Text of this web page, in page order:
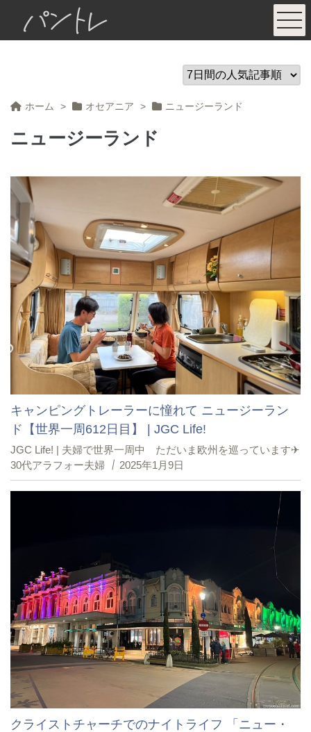
パントレ
ホーム > オセアニア > ニュージーランド
ニュージーランド
キャンピングトレーラーに憧れて ニュージーラン
ド【世界一周612日目】 | JGC Life!
JGC Life! | 夫婦で世界一周中 ただいま欧州を巡っています✈︎
30代アラフォー夫婦
2025年1月9日
クライストチャーチでのナイトライフ 「ニュー・